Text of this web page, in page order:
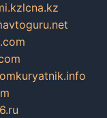
lcna.kz
avtoguru.net
kuryatnik.info